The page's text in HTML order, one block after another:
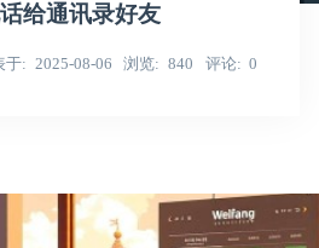
给通讯录好友
于 2025-08-06 浏览 840 评论 0